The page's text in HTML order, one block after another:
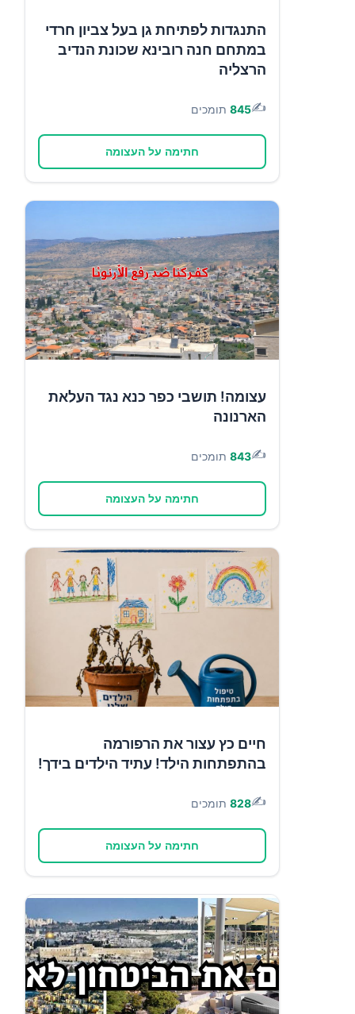
התנגדות לפתיחת גן בעל צביון חרדי
במתחם חנה רובינא שכונת הנדיב
הרצליה
✍️
845 תומכים
חתימה על העצומה
עצומה! תושבי כפר כנא נגד העלאת
הארנונה
✍️
843 תומכים
חתימה על העצומה
חיים כץ עצור את הרפורמה
בהתפתחות הילד! עתיד הילדים בידך!
✍️
828 תומכים
חתימה על העצומה